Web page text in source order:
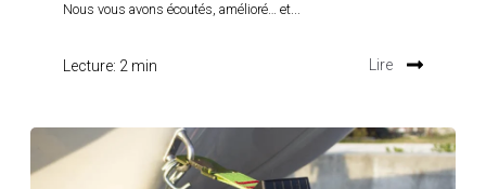
Nous vous avons écoutés, amélioré… et...
Lecture: 2 min Lire